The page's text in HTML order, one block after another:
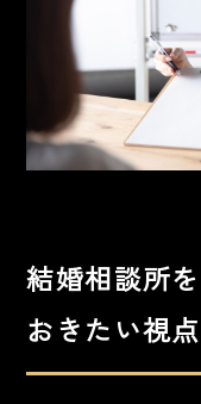
結婚相談所
おきたい視点